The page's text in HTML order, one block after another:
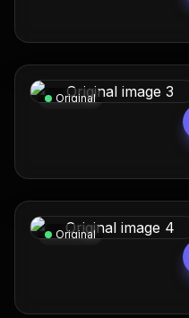
Original
Original